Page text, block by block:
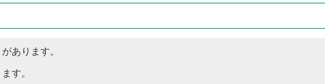
あります。
す。